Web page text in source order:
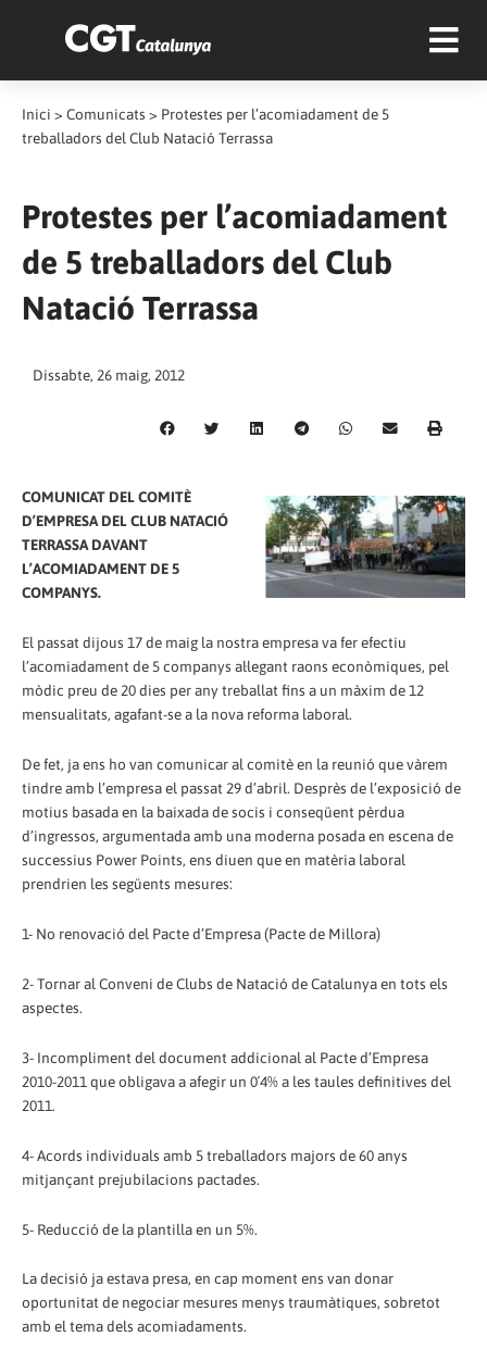
Inici > Comunicats > Protestes per l’acomiadament de 5
treballadors del Club Natació Terrassa
Protestes per l’acomiadament
de 5 treballadors del Club
Natació Terrassa
Dissabte, 26 maig, 2012
COMUNICAT DEL COMITÈ
D’EMPRESA DEL CLUB NATACIÓ
TERRASSA DAVANT
L’ACOMIADAMENT DE 5
COMPANYS.
El passat dijous 17 de maig la nostra empresa va fer efectiu
l’acomiadament de 5 companys al·legant raons econòmiques, pel
mòdic preu de 20 dies per any treballat fins a un màxim de 12
mensualitats, agafant-se a la nova reforma laboral.
De fet, ja ens ho van comunicar al comitè en la reunió que vàrem
tindre amb l’empresa el passat 29 d’abril. Desprès de l’exposició de
motius basada en la baixada de socis i conseqüent pèrdua
d’ingressos, argumentada amb una moderna posada en escena de
successius Power Points, ens diuen que en matèria laboral
prendrien les següents mesures:
1- No renovació del Pacte d’Empresa (Pacte de Millora)
2- Tornar al Conveni de Clubs de Natació de Catalunya en tots els
aspectes.
3- Incompliment del document addicional al Pacte d’Empresa
2010-2011 que obligava a afegir un 0´4% a les taules definitives del
2011.
4- Acords individuals amb 5 treballadors majors de 60 anys
mitjançant prejubilacions pactades.
5- Reducció de la plantilla en un 5%.
La decisió ja estava presa, en cap moment ens van donar
oportunitat de negociar mesures menys traumàtiques, sobretot
amb el tema dels acomiadaments.